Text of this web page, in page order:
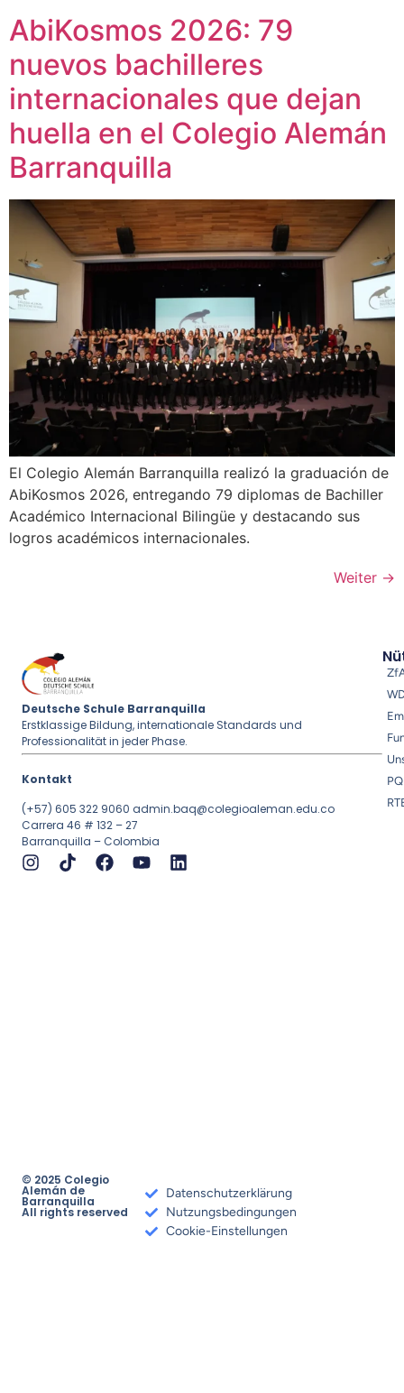
AbiKosmos 2026: 79
nuevos bachilleres
internacionales que dejan
huella en el Colegio Alemán
Barranquilla​
El Colegio Alemán Barranquilla realizó la graduación de
AbiKosmos 2026, entregando 79 diplomas de Bachiller
Académico Internacional Bilingüe y destacando sus
logros académicos internacionales.
Weiter →
Deutsche Schule Barranquilla
Erstklassige Bildung, internationale Standards und
Professionalität in jeder Phase.
Kontakt
(+57) 605 322 9060 admin.baq@colegioaleman.edu.co
Carrera 46 # 132 – 27
Barranquilla – Colombia
© 2025 Colegio
Alemán de
Barranquilla
All rights reserved
Datenschutzerklärung
Nutzungsbedingungen
Cookie-Einstellungen